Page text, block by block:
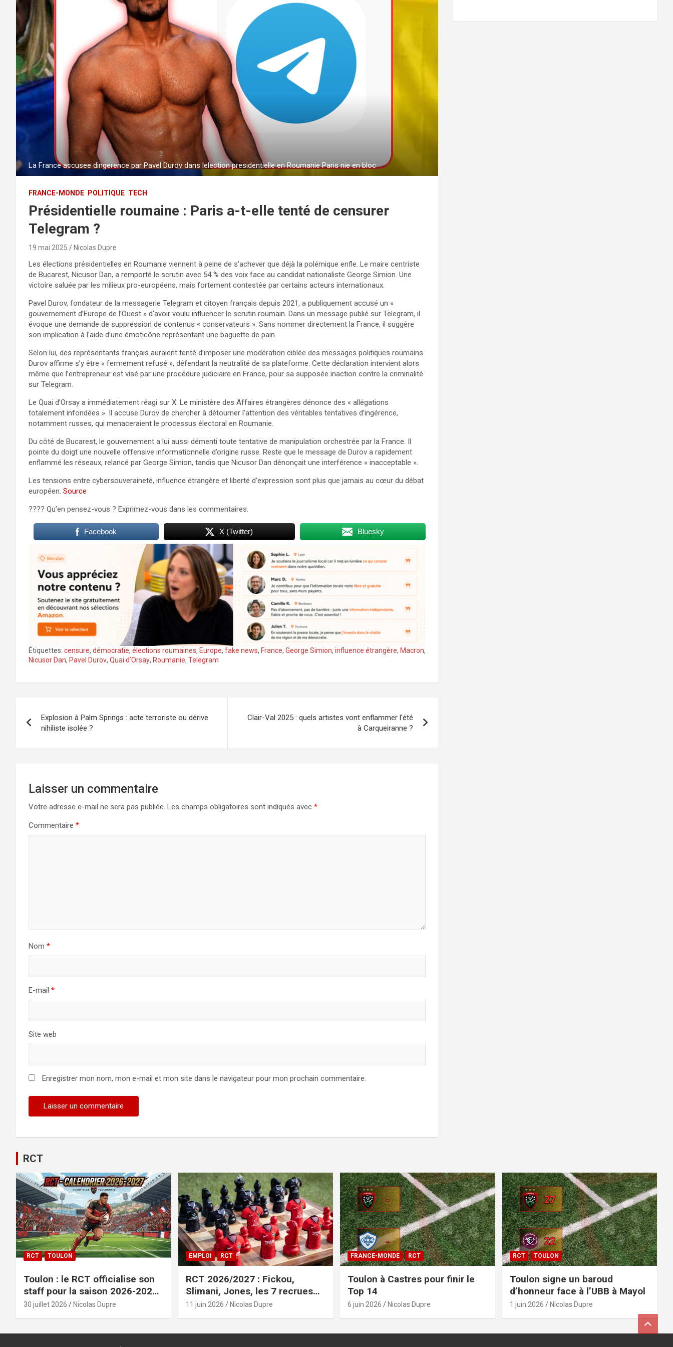
La France accusee dingerence par Pavel Durov dans lelection presidentielle en Roumanie Paris nie en bloc
FRANCE-MONDE POLITIQUE TECH
Présidentielle roumaine : Paris a-t-elle tenté de censurer
Telegram ?
19 mai 2025 Nicolas Dupre
Les élections présidentielles en Roumanie viennent à peine de s’achever que déjà la polémique enfle. Le maire centriste
de Bucarest, Nicusor Dan, a remporté le scrutin avec 54 % des voix face au candidat nationaliste George Simion. Une
victoire saluée par les milieux pro-européens, mais fortement contestée par certains acteurs internationaux.
Pavel Durov, fondateur de la messagerie Telegram et citoyen français depuis 2021, a publiquement accusé un «
gouvernement d’Europe de l’Ouest » d’avoir voulu influencer le scrutin roumain. Dans un message publié sur Telegram, il
évoque une demande de suppression de contenus « conservateurs ». Sans nommer directement la France, il suggère
son implication à l’aide d’une émoticône représentant une baguette de pain.
Selon lui, des représentants français auraient tenté d’imposer une modération ciblée des messages politiques roumains.
Durov affirme s’y être « fermement refusé », défendant la neutralité de sa plateforme. Cette déclaration intervient alors
même que l’entrepreneur est visé par une procédure judiciaire en France, pour sa supposée inaction contre la criminalité
sur Telegram.
Le Quai d’Orsay a immédiatement réagi sur X. Le ministère des Affaires étrangères dénonce des « allégations
totalement infondées ». Il accuse Durov de chercher à détourner l’attention des véritables tentatives d’ingérence,
notamment russes, qui menaceraient le processus électoral en Roumanie.
Du côté de Bucarest, le gouvernement a lui aussi démenti toute tentative de manipulation orchestrée par la France. Il
pointe du doigt une nouvelle offensive informationnelle d’origine russe. Reste que le message de Durov a rapidement
enflammé les réseaux, relancé par George Simion, tandis que Nicusor Dan dénonçait une interférence « inacceptable ».
Les tensions entre cybersouveraineté, influence étrangère et liberté d’expression sont plus que jamais au cœur du débat
européen. Source
???? Qu’en pensez-vous ? Exprimez-vous dans les commentaires.
Facebook X (Twitter) Bluesky
Étiquettes: censure, démocratie, élections roumaines, Europe, fake news, France, George Simion, influence étrangère, Macron,
Nicusor Dan, Pavel Durov, Quai d’Orsay, Roumanie, Telegram
de
l’article
Explosion à Palm Springs : acte terroriste ou dérive
nihiliste isolée ?
Clair-Val 2025 : quels artistes vont enflammer l’été
à Carqueiranne ?
Laisser un commentaire
Votre adresse e-mail ne sera pas publiée. Les champs obligatoires sont indiqués avec *
Commentaire *
Nom *
E-mail *
Site web
Enregistrer mon nom, mon e-mail et mon site dans le navigateur pour mon prochain commentaire.
RCT
RCT TOULON
Toulon : le RCT officialise son
staff pour la saison 2026-2027+
le calendrier
30 juillet 2026 Nicolas Dupre
EMPLOI RCT
RCT 2026/2027 : Fickou,
Slimani, Jones, les 7 recrues
officialisées
11 juin 2026 Nicolas Dupre
FRANCE-MONDE RCT
Toulon à Castres pour finir le
Top 14
6 juin 2026 Nicolas Dupre
RCT TOULON
Toulon signe un baroud
d’honneur face à l’UBB à Mayol
1 juin 2026 Nicolas Dupre